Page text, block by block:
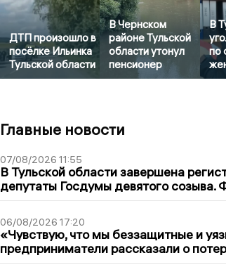
ДТП произошло в
посёлке Ильинка
Тульской области
В Чернском
районе Тульской
области утонул
пенсионер
В
по
Главные новости
07/08/2026 11:55
В Тульской области завершена
депутаты Госдумы девятого созыва.
06/08/2026 17:20
«Чувствую, что мы беззащитные и
предприниматели рассказали о